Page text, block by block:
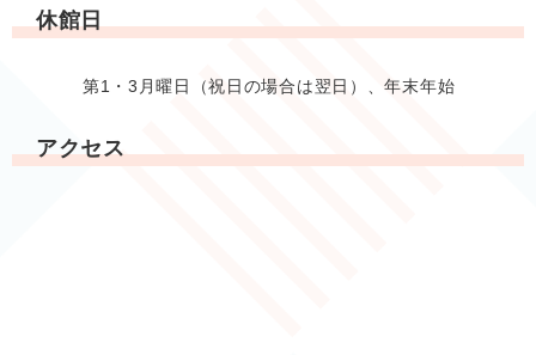
休館日
第1・3月曜日（祝日の場合は翌日）、年末年始
アクセス